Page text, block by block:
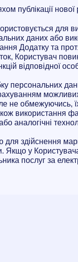
публікації нової
для
даних або
Додатку та
Користувач
відповідної
персональних
не обмежуючись,
використання
аналогічні
здійснення
у
послуг за